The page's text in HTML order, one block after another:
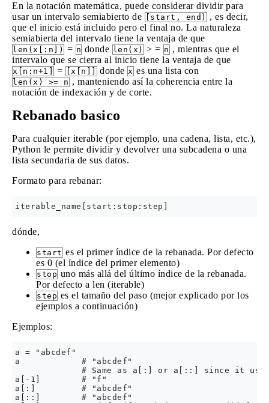
En la notación matemática, puede considerar dividir para
usar un intervalo semiabierto de
[start, end)
, es decir,
que el inicio está incluido pero el final no. La naturaleza
semiabierta del intervalo tiene la ventaja de que
len(x[:n]) = n donde len(x) > = n , mientras que el
intervalo que se cierra al inicio tiene la ventaja de que
x[n:n+1] = [x[n]] donde x es una lista con
len(x) >= n , manteniendo así la coherencia entre la
notación de indexación y de corte.
Rebanado basico
Para cualquier iterable (por ejemplo, una cadena, lista, etc.),
Python le permite dividir y devolver una subcadena o una
lista secundaria de sus datos.
Formato para rebanar:
dónde,
start es el primer índice de la rebanada. Por defecto
es 0 (el índice del primer elemento)
stop uno más allá del último índice de la rebanada.
Por defecto a len (iterable)
step es el tamaño del paso (mejor explicado por los
ejemplos a continuación)
Ejemplos:
a = "abcdef"
a            # "abcdef"
# Same as a[:] or a[::] since it
a[-1]        # "f"
a[:]         # "abcdef"
a[::]        # "abcdef"